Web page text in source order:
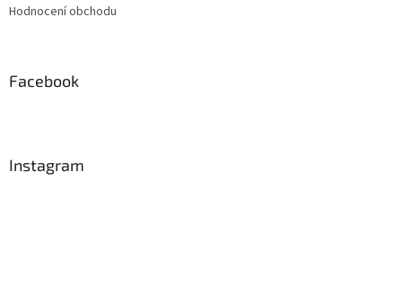
Hodnocení obchodu
Facebook
Instagram